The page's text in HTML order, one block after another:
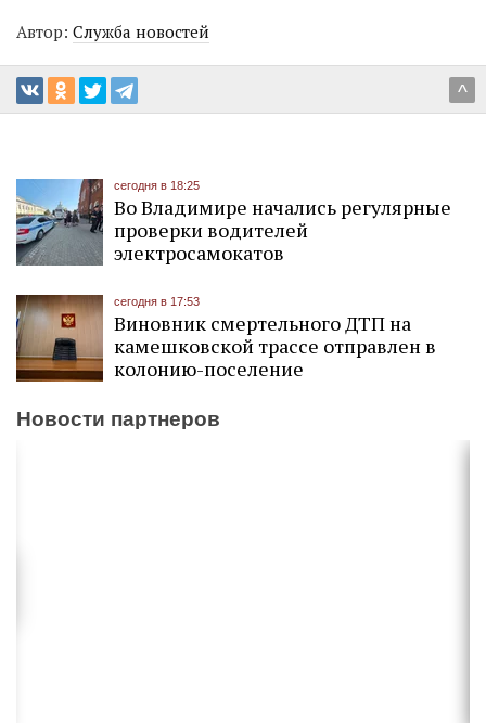
Автор: Служба новостей
^
сегодня в 18:25
Во Владимире начались регулярные
проверки водителей
электросамокатов
сегодня в 17:53
Виновник смертельного ДТП на
камешковской трассе отправлен в
колонию-поселение
Новости партнеров